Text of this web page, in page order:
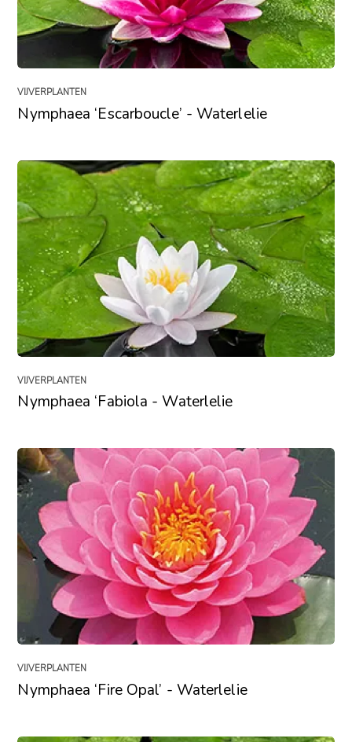
VIJVERPLANTEN
Nymphaea ‘Escarboucle’ - Waterlelie
VIJVERPLANTEN
Nymphaea ‘Fabiola - Waterlelie
VIJVERPLANTEN
Nymphaea ‘Fire Opal’ - Waterlelie